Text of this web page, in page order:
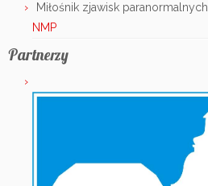
Miłośnik zjawisk paranormalnych
NMP
Partnerzy